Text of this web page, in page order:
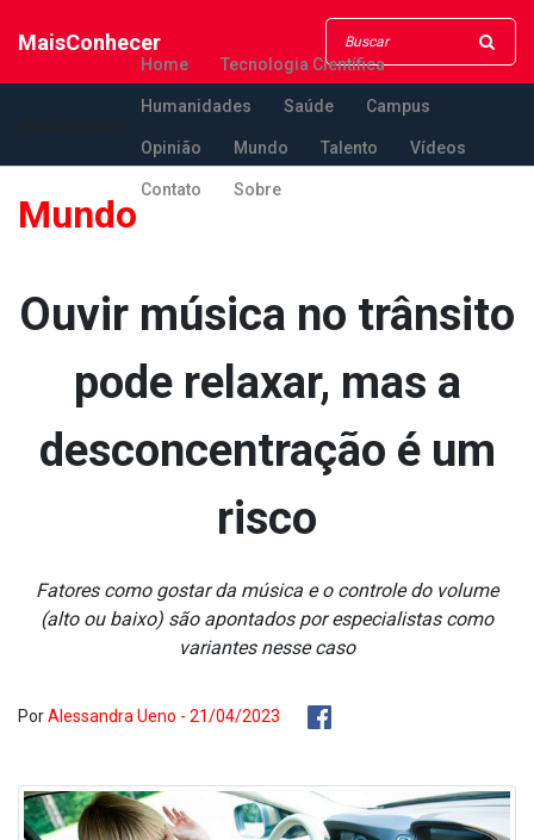
MaisConhecer
Home Tecnologia Científica
Humanidades Saúde Campus
Opinião Mundo Talento Vídeos
Contato Sobre
Mundo
Ouvir música no trânsito
pode relaxar, mas a
desconcentração é um
risco
Fatores como gostar da música e o controle do volume
(alto ou baixo) são apontados por especialistas como
variantes nesse caso
PorAlessandra Ueno - 21/04/2023